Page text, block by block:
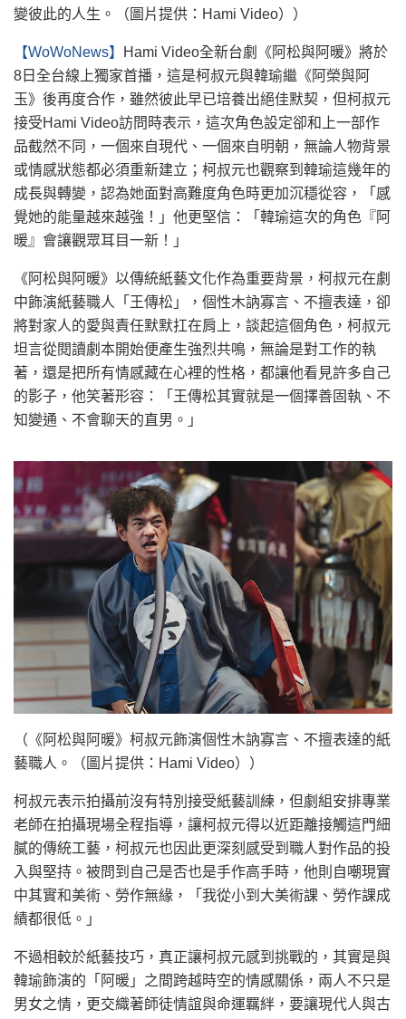
變彼此的人生。（圖片提供：Hami Video））
【WoWoNews】
Hami Video全新台劇《阿松與阿暖》將於
8日全台線上獨家首播，這是柯叔元與韓瑜繼《阿榮與阿
玉》後再度合作，雖然彼此早已培養出絕佳默契，但柯叔元
接受Hami Video訪問時表示，這次角色設定卻和上一部作
品截然不同，一個來自現代、一個來自明朝，無論人物背景
或情感狀態都必須重新建立；柯叔元也觀察到韓瑜這幾年的
成長與轉變，認為她面對高難度角色時更加沉穩從容，「感
覺她的能量越來越強！」他更堅信：「韓瑜這次的角色『阿
暖』會讓觀眾耳目一新！」
《阿松與阿暖》以傳統紙藝文化作為重要背景，柯叔元在劇
中飾演紙藝職人「王傳松」，個性木訥寡言、不擅表達，卻
將對家人的愛與責任默默扛在肩上，談起這個角色，柯叔元
坦言從閱讀劇本開始便產生強烈共鳴，無論是對工作的執
著，還是把所有情感藏在心裡的性格，都讓他看見許多自己
的影子，他笑著形容：「王傳松其實就是一個擇善固執、不
知變通、不會聊天的直男。」
（《阿松與阿暖》柯叔元飾演個性木訥寡言、不擅表達的紙
藝職人。（圖片提供：Hami Video））
柯叔元表示拍攝前沒有特別接受紙藝訓練，但劇組安排專業
老師在拍攝現場全程指導，讓柯叔元得以近距離接觸這門細
膩的傳統工藝，柯叔元也因此更深刻感受到職人對作品的投
入與堅持。被問到自己是否也是手作高手時，他則自嘲現實
中其實和美術、勞作無緣，「我從小到大美術課、勞作課成
績都很低。」
不過相較於紙藝技巧，真正讓柯叔元感到挑戰的，其實是與
韓瑜飾演的「阿暖」之間跨越時空的情感關係，兩人不只是
男女之情，更交織著師徒情誼與命運羈絆，要讓現代人與古